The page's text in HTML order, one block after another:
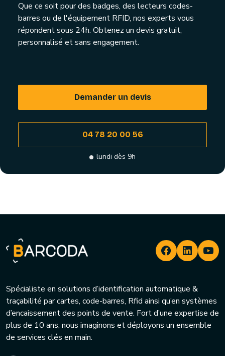
Que ce soit pour des badges, des lecteurs codes-
barres ou de l'équipement RFID, nos experts vous
répondent sous 24h. Obtenez un devis gratuit,
personnalisé et sans engagement.
Demander un devis
04 78 20 00 56
lundi dès 9h
Spécialiste en solutions d’identification automatique &
traçabilité par cartes, code-barres, Rfid ainsi qu’en systèmes
d’encaissement des points de vente. Fort d’une expertise de
plus de 10 ans, nous imaginons et déployons un ensemble
de services clés en main.